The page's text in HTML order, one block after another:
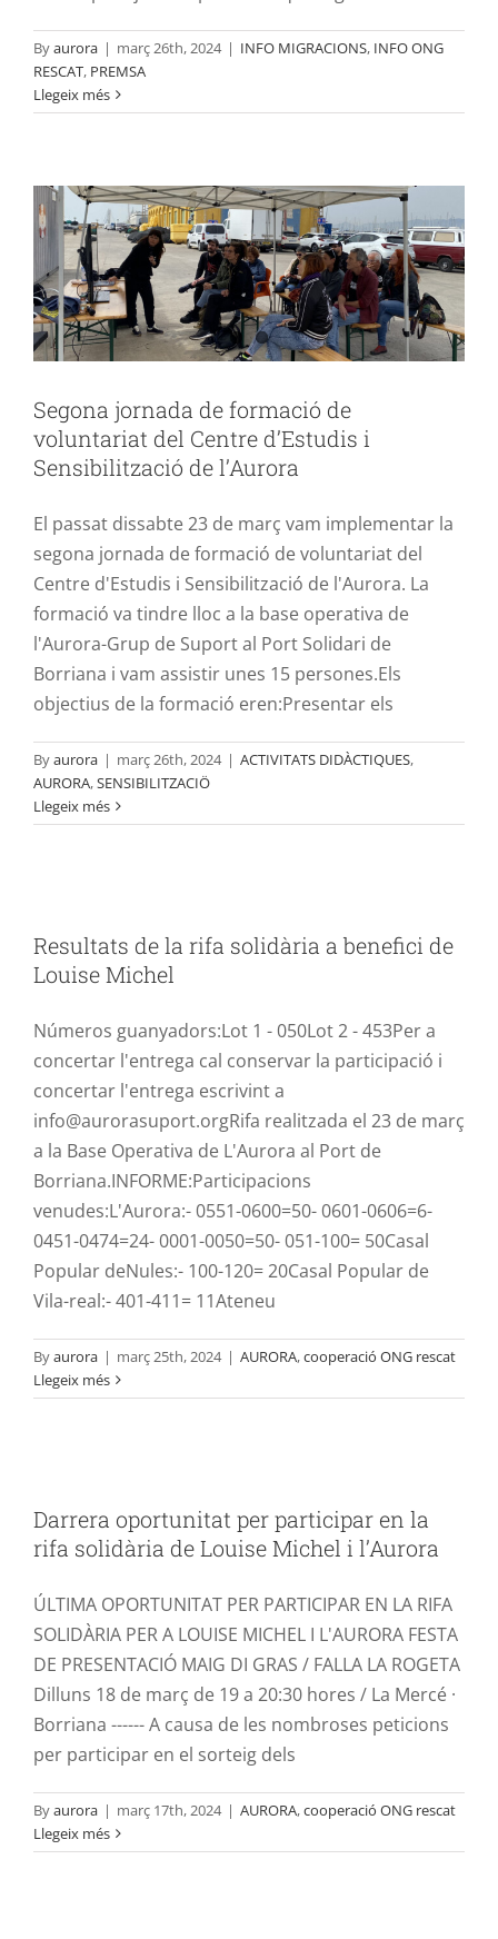
Byaurora | març 26th, 2024 | INFO MIGRACIONS, INFO ONG
RESCAT, PREMSA
Llegeix més
Segona jornada de formació de
voluntariat del Centre d’Estudis i
Segona jornada de formació de
voluntariat del Centre d’Estudis i
Sensibilització de l’Aurora
El passat dissabte 23 de març vam implementar la
segona jornada de formació de voluntariat del
Centre d'Estudis i Sensibilització de l'Aurora. La
formació va tindre lloc a la base operativa de
l'Aurora-Grup de Suport al Port Solidari de
Borriana i vam assistir unes 15 persones.Els
objectius de la formació eren:Presentar els
Byaurora | març 26th, 2024 | ACTIVITATS DIDÀCTIQUES,
AURORA,SENSIBILITZACIÖ
Llegeix més
AURORA cooperació ONG rescat
Resultats de la rifa solidària a benefici de
Louise Michel
Números guanyadors:Lot 1 - 050Lot 2 - 453Per a
concertar l'entrega cal conservar la participació i
concertar l'entrega escrivint a
info@aurorasuport.orgRifa realitzada el 23 de març
a la Base Operativa de L'Aurora al Port de
Borriana.INFORME:Participacions
venudes:L'Aurora:- 0551-0600=50- ⁠0601-0606=6-
⁠0451-0474=24- ⁠0001-0050=50- 051-100= 50Casal
Popular deNules:- 100-120= 20Casal Popular de
Vila-real:- 401-411= 11Ateneu
Byaurora | març 25th, 2024 | AURORA,cooperació ONG rescat
Llegeix més
AURORA cooperació ONG rescat
Darrera oportunitat per participar en la
rifa solidària de Louise Michel i l’Aurora
ÚLTIMA OPORTUNITAT PER PARTICIPAR EN LA RIFA
SOLIDÀRIA PER A LOUISE MICHEL I L'AURORA FESTA
DE PRESENTACIÓ MAIG DI GRAS / FALLA LA ROGETA
Dilluns 18 de març de 19 a 20:30 hores / La Mercé ·
Borriana ------ A causa de les nombroses peticions
per participar en el sorteig dels
Byaurora | març 17th, 2024 | AURORA,cooperació ONG rescat
Llegeix més